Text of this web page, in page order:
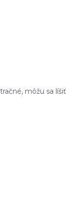
môžu sa líšiť